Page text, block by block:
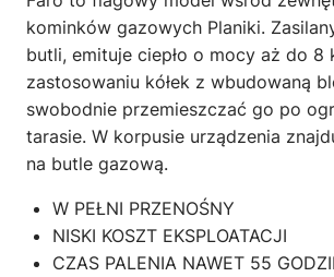
kominków gazowych Planiki.
butli, emituje ciepło o mocy aż do 8
zastosowaniu kółek z wbudowaną
swobodnie przemieszczać go po
tarasie. W korpusie urządzenia
na butle gazową.
W PEŁNI PRZENOŚNY
NISKI KOSZT EKSPLOATACJI
CZAS PALENIA NAWET 55